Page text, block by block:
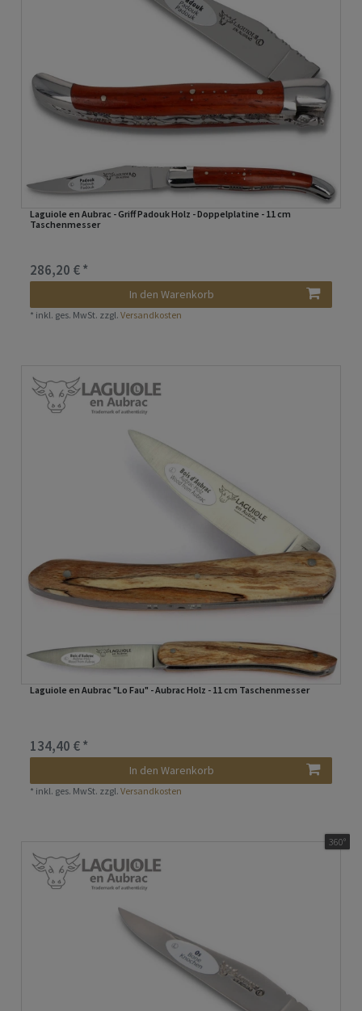
Laguiole en Aubrac - Griff Padouk Holz - Doppelplatine - 11 cm
Taschenmesser
286,20 € *
In den Warenkorb
* inkl. ges. MwSt. zzgl.Versandkosten
Laguiole en Aubrac "Lo Fau" - Aubrac Holz - 11 cm Taschenmesser
134,40 € *
In den Warenkorb
* inkl. ges. MwSt. zzgl.Versandkosten
360°